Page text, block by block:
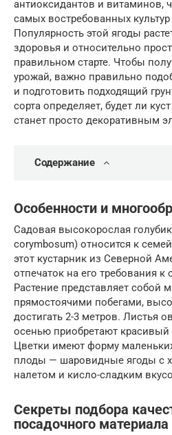
антиоксидантов и витаминов,
самых востребованных
Популярность этой ягоды
здоровья и относительно
правильном старте. Чтобы
урожай, важно правильно
и подготовить подходящий
сорта определяет, будет ли
станет просто декоративным
Содержание
Особенности и
Садовая высокорослая
corymbosum) относится к
этот кустарник из Северной
отпечаток на его требования к
Растение представляет собой
прямостоячими побегами,
достигать 2-3 метров. Листья
осенью приобретают красивый
Цветки имеют форму
плоды — шаровидные ягоды с
налетом и кисло-сладким
Секреты подбора
посадочного материала